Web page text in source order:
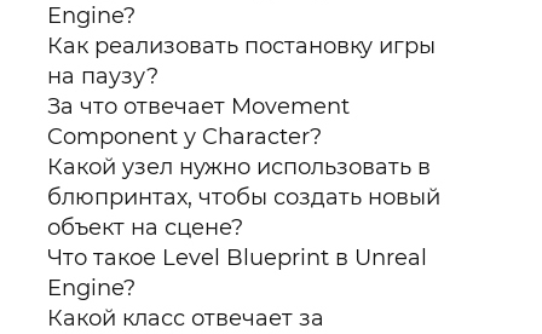
Engine?
Как реализовать постановку игры
на паузу?
За что отвечает Movement
Component у Character?
Какой узел нужно использовать в
блюпринтах, чтобы создать новый
объект на сцене?
Что такое Level Blueprint в Unreal
Engine?
Какой класс отвечает за